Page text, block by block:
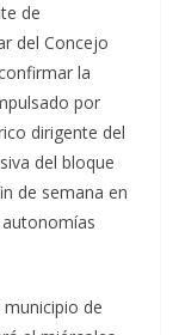
de
del Concejo
la
por
dirigente del
del bloque
de semana en
de